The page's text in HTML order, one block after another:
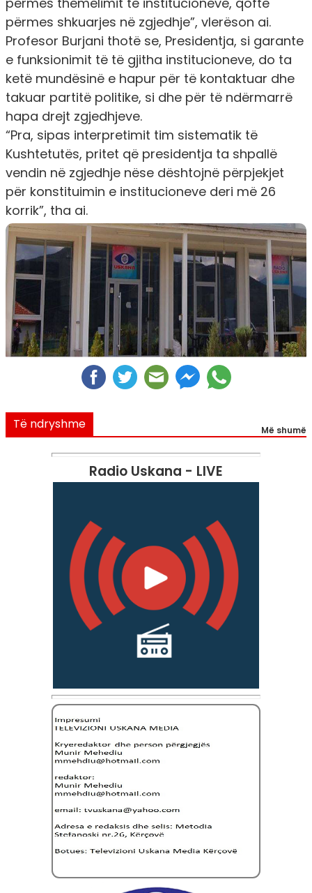
përmes shkuarjes në zgjedhje”, vlerëson ai.
Profesor Burjani thotë se, Presidentja, si garante
e funksionimit të të gjitha institucioneve, do ta
ketë mundësinë e hapur për të kontaktuar dhe
takuar partitë politike, si dhe për të ndërmarrë
hapa drejt zgjedhjeve.
“Pra, sipas interpretimit tim sistematik të
Kushtetutës, pritet që presidentja ta shpallë
vendin në zgjedhje nëse dështojnë përpjekjet
për konstituimin e institucioneve deri më 26
korrik”, tha ai.
Të ndryshme Më shumë
Radio Uskana - LIVE